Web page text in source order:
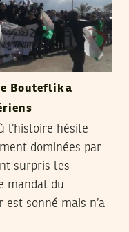
Bouteflika
l’histoire hésite
dominées par
surpris les
mandat du
sonné mais n’a